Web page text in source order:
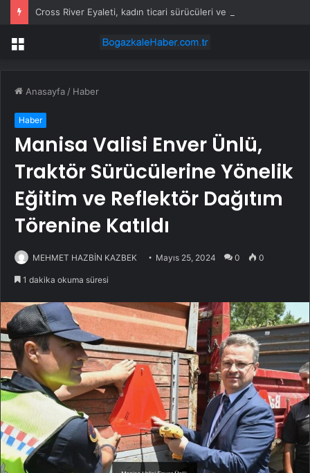
Menü
Anasayfa / Haber
Haber
Manisa Valisi Enver Ünlü,
Traktör Sürücülerine Yönelik
Eğitim ve Reflektör Dağıtım
Törenine Katıldı
MEHMET HAZBİN KAZBEK Mayıs 25, 2024 0 0
1 dakika okuma süresi